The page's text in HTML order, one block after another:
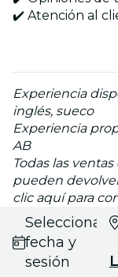
✔️ Atención al
Experiencia
inglés, sueco
Experiencia
AB
Todas las
pueden
clic aquí para
Selecciona
fecha y
sesión